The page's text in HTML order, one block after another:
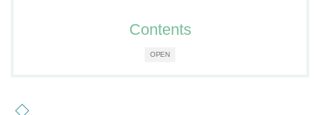
OPEN
Contents